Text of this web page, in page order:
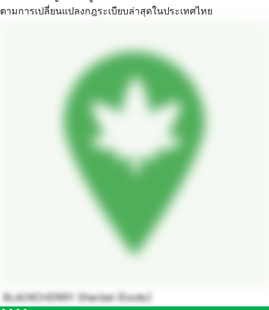
ตามการเปลี่ยนแปลงกฎระเบียบล่าสุดในประเทศไทย
BLACKCHERRY Sherbet (Exotic)